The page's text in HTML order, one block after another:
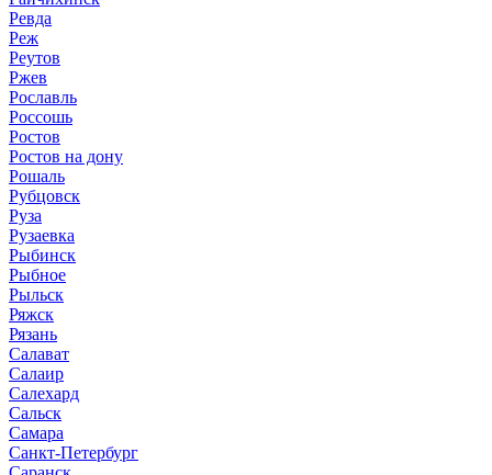
Ревда
Реж
Реутов
Ржев
Рославль
Россошь
Ростов
Ростов на дону
Рошаль
Рубцовск
Руза
Рузаевка
Рыбинск
Рыбное
Рыльск
Ряжск
Рязань
Салават
Салаир
Салехард
Сальск
Самара
Санкт-Петербург